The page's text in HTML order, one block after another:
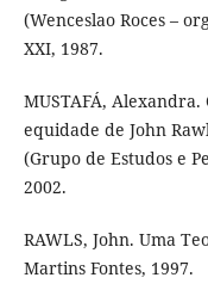
(Wenceslao Roces –
XXI, 1987.
MUSTAFÁ,
equidade de John
(Grupo de Estudos e
2002.
RAWLS, John. Uma
Martins Fontes, 1997.